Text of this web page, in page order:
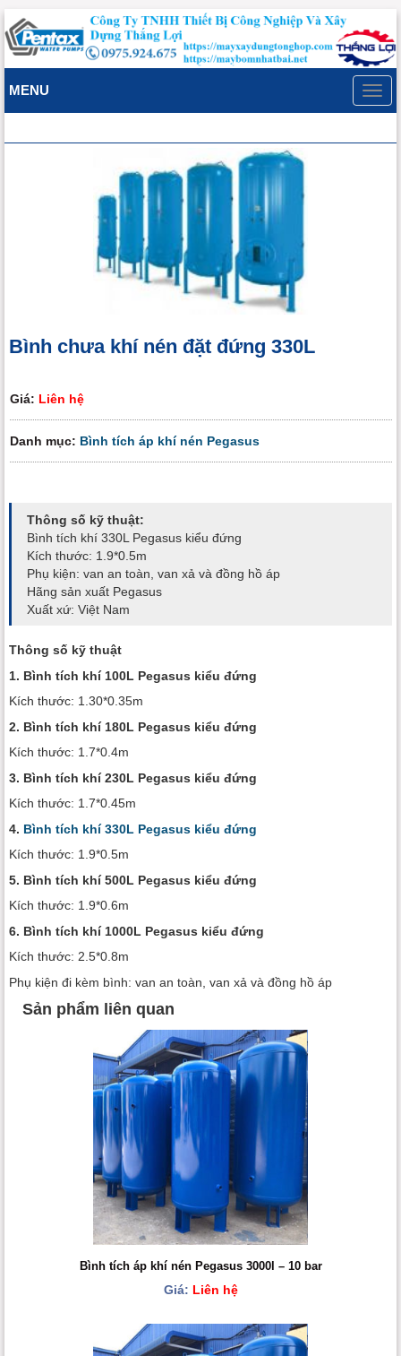
MENU
Bình chưa khí nén đặt đứng 330L
Giá: Liên hệ
Danh mục: Bình tích áp khí nén Pegasus
Thông số kỹ thuật:
Bình tích khí 330L Pegasus kiểu đứng
Kích thước: 1.9*0.5m
Phụ kiện: van an toàn, van xả và đồng hồ áp
Hãng sản xuất Pegasus
Xuất xứ: Việt Nam
Thông số kỹ thuật
1. Bình tích khí 100L Pegasus kiểu đứng
Kích thước: 1.30*0.35m
2. Bình tích khí 180L Pegasus kiểu đứng
Kích thước: 1.7*0.4m
3. Bình tích khí 230L Pegasus kiểu đứng
Kích thước: 1.7*0.45m
4. Bình tích khí 330L Pegasus kiểu đứng
Kích thước: 1.9*0.5m
5. Bình tích khí 500L Pegasus kiểu đứng
Kích thước: 1.9*0.6m
6. Bình tích khí 1000L Pegasus kiểu đứng
Kích thước: 2.5*0.8m
Phụ kiện đi kèm bình: van an toàn, van xả và đồng hồ áp
Sản phẩm liên quan
Bình tích áp khí nén Pegasus 3000l – 10 bar
Giá: Liên hệ